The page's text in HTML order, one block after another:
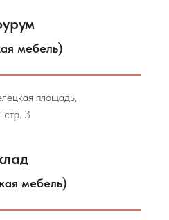
мебель)
площадь,
стр. 3
мебель)